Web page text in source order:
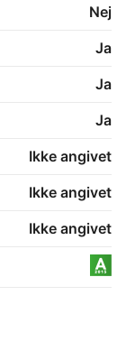
Nej
Ja
Ja
Ja
Ikke angivet
Ikke angivet
Ikke angivet